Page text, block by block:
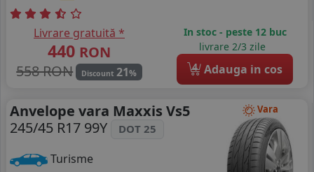
Livrare gratuită *
440 RON
558 RON
Discount 21%
In stoc - peste 12 buc
livrare 2/3 zile
4 Adauga in cos
Vara
Anvelope vara Maxxis Vs5
245/45 R17 99Y
DOT 25
Turisme